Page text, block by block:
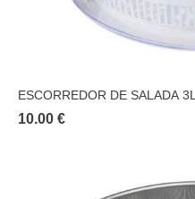
ESCORREDOR DE SALADA 3L
10.00 €